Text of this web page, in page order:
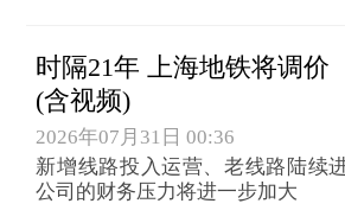
时隔21年 上海地铁将调价
(含视频)
2026年07月31日 00:36
新增线路投入运营、老线路陆续
公司的财务压力将进一步加大